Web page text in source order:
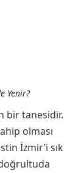
Yenir?
bir tanesidir.
olması
İzmir’i sık